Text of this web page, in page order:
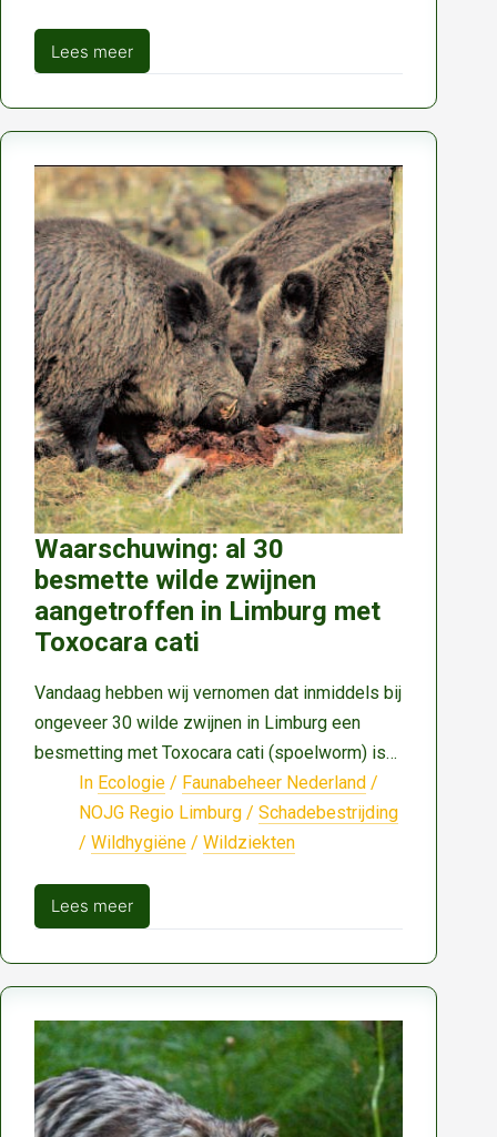
Lees meer
Nederland
maar
beheert
zijn
dieren
niet
meer
Waarschuwing: al 30
besmette wilde zwijnen
aangetroffen in Limburg met
Toxocara cati
Vandaag hebben wij vernomen dat inmiddels bij
ongeveer 30 wilde zwijnen in Limburg een
besmetting met Toxocara cati (spoelworm) is…
In Ecologie / Faunabeheer Nederland /
NOJG Regio Limburg / Schadebestrijding
/ Wildhygiëne / Wildziekten
Lees meer
Waarschuwing:
wilde
zwijnen
aangetroffen
in